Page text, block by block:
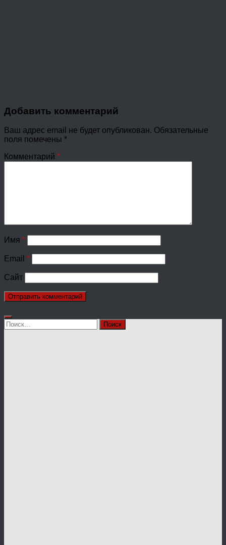
Добавить комментарий
Ваш адрес email не будет опубликован. Обязательные
поля помечены *
Комментарий *
Имя *
Email *
Сайт
Найти: